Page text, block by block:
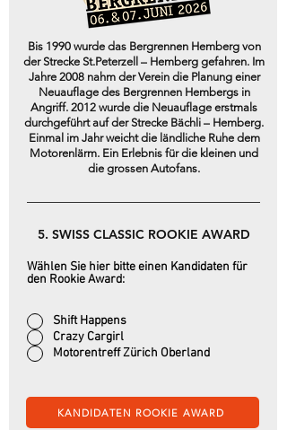
Bis 1990 wurde das Bergrennen Hemberg von
der Strecke St.Peterzell – Hemberg gefahren. Im
Jahre 2008 nahm der Verein die Planung einer
Neuauflage des Bergrennen Hembergs in
Angriff. 2012 wurde die Neuauflage erstmals
durchgeführt auf der Strecke Bächli – Hemberg.
Einmal im Jahr weicht die ländliche Ruhe dem
Motorenlärm. Ein Erlebnis für die kleinen und
die grossen Autofans.
5. SWISS CLASSIC ROOKIE AWARD
Wählen Sie hier bitte einen Kandidaten für
den Rookie Award:
Shift Happens
Crazy Cargirl
Motorentreff Zürich Oberland
KANDIDATEN ROOKIE AWARD